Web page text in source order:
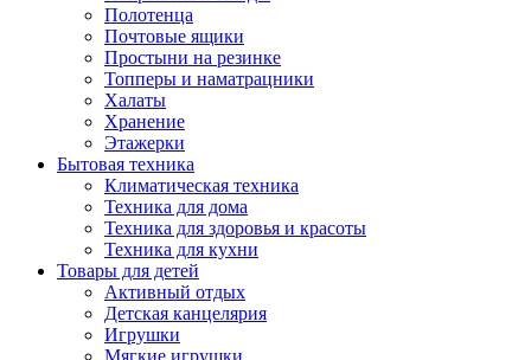
Полотенца
Почтовые ящики
Простыни на резинке
Топперы и наматрацники
Халаты
Хранение
Этажерки
Бытовая техника
Климатическая техника
Техника для дома
Техника для здоровья и красоты
Техника для кухни
Товары для детей
Активный отдых
Детская канцелярия
Игрушки
Мягкие игрушки